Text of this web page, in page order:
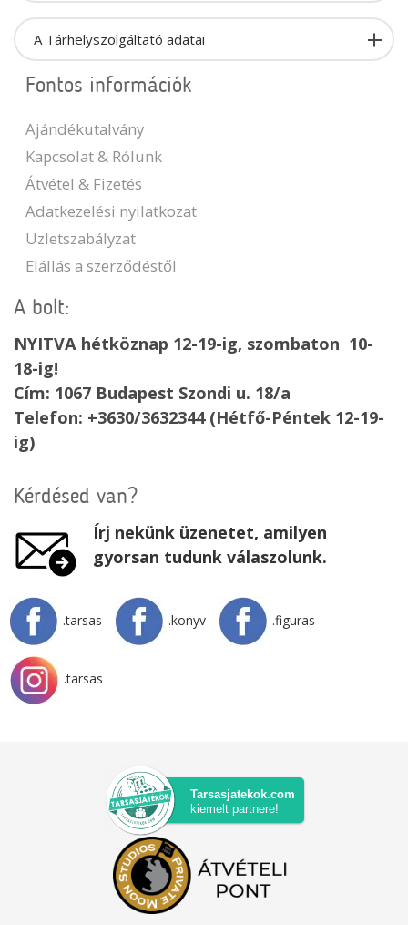
A Tárhelyszolgáltató adatai
Fontos információk
Ajándékutalvány
Kapcsolat & Rólunk
Átvétel & Fizetés
Adatkezelési nyilatkozat
Üzletszabályzat
Elállás a szerződéstől
A bolt:
NYITVA hétköznap 12-19-ig, szombaton 10-
18-ig!
Cím: 1067 Budapest Szondi u. 18/a
Telefon: +3630/3632344 (Hétfő-Péntek 12-19-
ig)
Kérdésed van?
Írj nekünk üzenetet, amilyen
gyorsan tudunk válaszolunk.
.tarsas .konyv .figuras
.tarsas
Tarsasjatekok.com
kiemelt partnere!